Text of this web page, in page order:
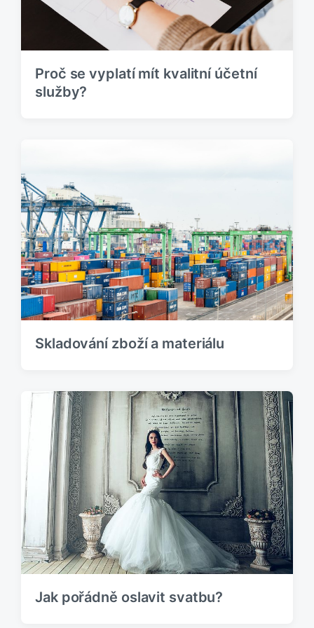
Proč se vyplatí mít kvalitní účetní
služby?
Skladování zboží a materiálu
Jak pořádně oslavit svatbu?